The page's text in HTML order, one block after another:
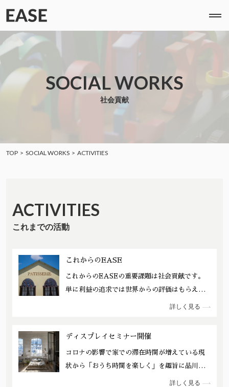
SOCIAL WORKS
社会貢献
TOP SOCIAL WORKS ACTIVITIES
ACTIVITIES
これまでの活動
これからのEASE
これからのEASEの重要課題は社会貢献です。
単に利益の追求では世界からの評価はもらえま
せん。現代は多くの解決するべき様々な問題を
ティナブルな環境を作りその中でEASEは「伝
える」ことを実践していきます。難しいを楽し
く！かっこよく！スマートに伝えることが使命
詳しく見る
ディスプレイセミナー開催
コロナの影響で家での滞在時間が増えている現
状から「おうち時間を楽しく」を趣旨に品川区
地域センターからの依頼でEASEのディスプレ
詳しく見る